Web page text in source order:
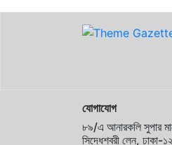
যোগাযোগ
৮৯/এ আনারকলি সুপার
সিদ্ধেশ্বরী লেন, ঢাকা-